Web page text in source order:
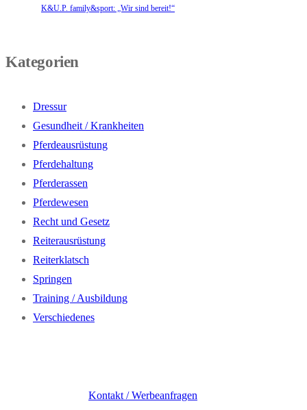
K&U.P. family&sport: „Wir sind bereit!“
Kategorien
Dressur
Gesundheit / Krankheiten
Pferdeausrüstung
Pferdehaltung
Pferderassen
Pferdewesen
Recht und Gesetz
Reiterausrüstung
Reiterklatsch
Springen
Training / Ausbildung
Verschiedenes
Kontakt / Werbeanfragen